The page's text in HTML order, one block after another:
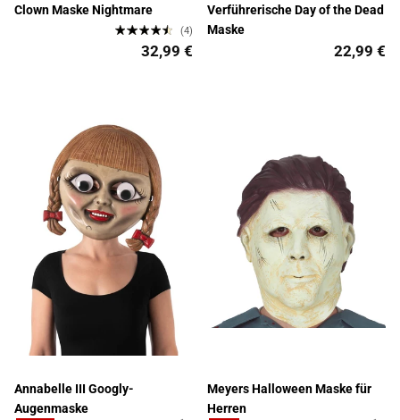
Clown Maske Nightmare
(4)
32,99 €
Verführerische Day of the Dead
Maske
22,99 €
Annabelle III Googly-
Augenmaske
Meyers Halloween Maske für
Herren